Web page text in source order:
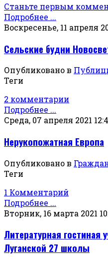
Станьте первым
Подробнее ...
Воскресенье, 11 апреля
Сельские будни
Опубликовано в
Теги
2 комментарии
Подробнее ...
Среда, 07 апреля 2021
Нерукопожатная Европа
Опубликовано в
Теги
1 Комментарий
Подробнее ...
Вторник, 16 марта 2021
Литературная гостиная
Луганской 27 школы